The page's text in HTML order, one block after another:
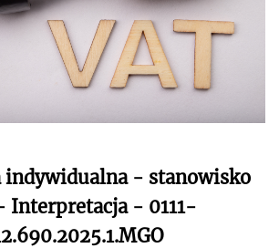
indywidualna - stanowisko
Interpretacja - 0111-